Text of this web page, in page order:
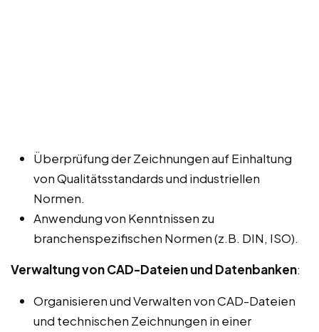
Überprüfung der Zeichnungen auf Einhaltung
von Qualitätsstandards und industriellen
Normen.
Anwendung von Kenntnissen zu
branchenspezifischen Normen (z.B. DIN, ISO).
Verwaltung von CAD-Dateien und Datenbanken:
Organisieren und Verwalten von CAD-Dateien
und technischen Zeichnungen in einer